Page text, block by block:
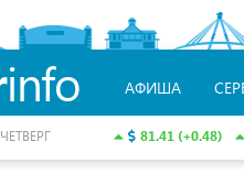
info АФИША
81.41 (+0.48)